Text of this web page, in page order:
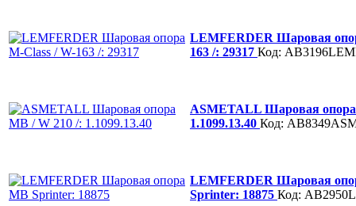
LEMFERDER Шаровая
163 /: 29317 Код:
ASMETALL Шаровая
1.1099.13.40 Код:
LEMFERDER Шаровая
Sprinter: 18875 Код: